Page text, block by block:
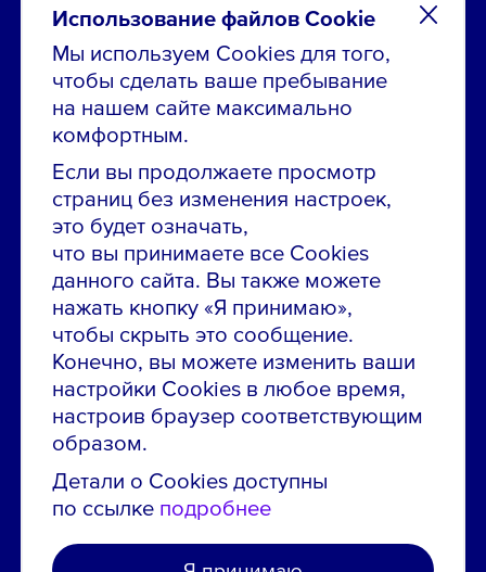
Использование файлов Cookie
Мы используем Cookies для того,
чтобы сделать ваше пребывание
на нашем сайте максимально
комфортным.
Если вы продолжаете просмотр
страниц без изменения настроек,
это будет означать,
что вы принимаете все Cookies
данного сайта. Вы также можете
нажать кнопку «Я принимаю»,
чтобы скрыть это сообщение.
Конечно, вы можете изменить ваши
настройки Cookies в любое время,
настроив браузер соответствующим
образом.
Детали о Cookies доступны
по ссылке подробнее
Остались вопросы по вакансиям?
Звони в контакт-центр:
8 800 700-19-43
Сообщить об ошибке на сайте
ПАО «ГМК «Норильский никель»
Использование материалов сайта
без согласования запрещено.
Российская Федерация, 123112, г. Москва, 1-й
Красногвардейский проезд., д. 15
Политика конфиденциальности
Политика использования файлов cookie
Пользовательское соглашение об использовании
сайта